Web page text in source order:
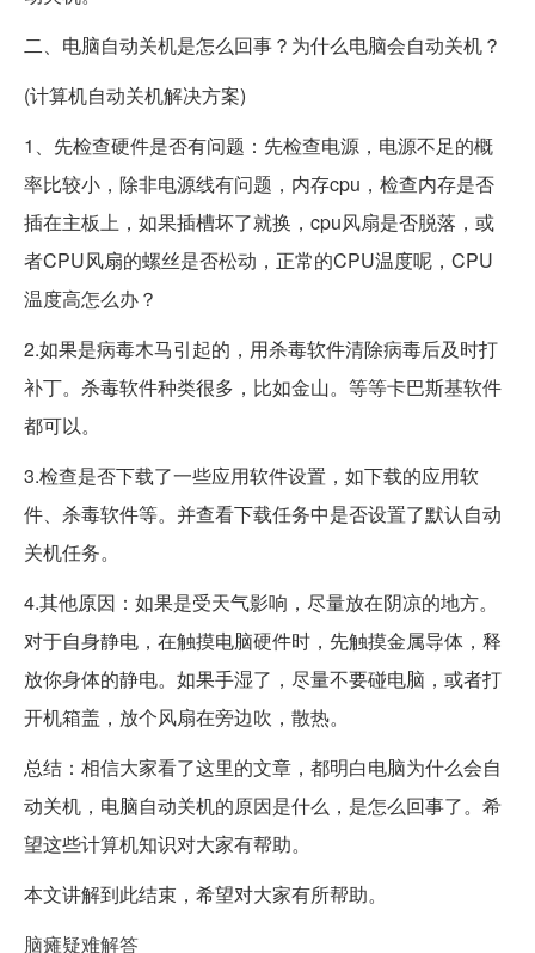
二、电脑自动关机是怎么回事？为什么电脑会自动关机？
(计算机自动关机解决方案)
1、先检查硬件是否有问题：先检查电源，电源不足的概
率比较小，除非电源线有问题，内存cpu，检查内存是否
插在主板上，如果插槽坏了就换，cpu风扇是否脱落，或
者CPU风扇的螺丝是否松动，正常的CPU温度呢，CPU
温度高怎么办？
2.如果是病毒木马引起的，用杀毒软件清除病毒后及时打
补丁。杀毒软件种类很多，比如金山。等等卡巴斯基软件
都可以。
3.检查是否下载了一些应用软件设置，如下载的应用软
件、杀毒软件等。并查看下载任务中是否设置了默认自动
关机任务。
4.其他原因：如果是受天气影响，尽量放在阴凉的地方。
对于自身静电，在触摸电脑硬件时，先触摸金属导体，释
放你身体的静电。如果手湿了，尽量不要碰电脑，或者打
开机箱盖，放个风扇在旁边吹，散热。
总结：相信大家看了这里的文章，都明白电脑为什么会自
动关机，电脑自动关机的原因是什么，是怎么回事了。希
望这些计算机知识对大家有帮助。
本文讲解到此结束，希望对大家有所帮助。
脑瘫疑难解答